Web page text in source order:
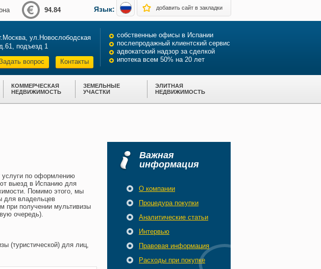
94.84 Язык: Русскийдобавить сайт в закладки
г.Москва, ул.Новослободская
подъезд 1
вопрос
Контакты
собственные офисы в Испании
послепродажный клиентский сервис
адвокатский надзор за сделкой
ипотека всем 50% на 20 лет
КОММЕРЧЕСКАЯ
НЕДВИЖИМОСТЬ
ЗЕМЕЛЬНЫЕ
УЧАСТКИ
ЭЛИТНАЯ
НЕДВИЖИМОСТЬ
услуги по оформлению
выезд в Испанию для
Помимо этого, мы
для владельцев
при получении мультивизы
очередь).
(туристической) для лиц,
Важная
информация
О компании
Процедура покупки
Аналитические статьи
Интервью
Правовая информация
Расходы при покупке